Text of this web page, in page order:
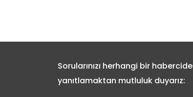
Sorularınızı herhangi bir habercide
yanıtlamaktan mutluluk duyarız: